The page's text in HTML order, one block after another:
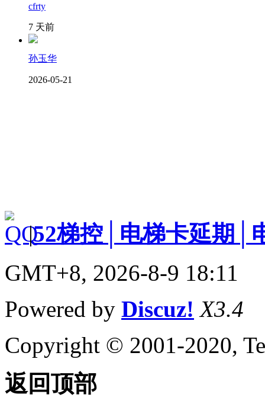
cfrty
7 天前
孙玉华
2026-05-21
|52梯控│电梯卡延期│
GMT+8, 2026-8-9 18:11
Powered by Discuz! X3.4
Copyright © 2001-2020,
返回顶部